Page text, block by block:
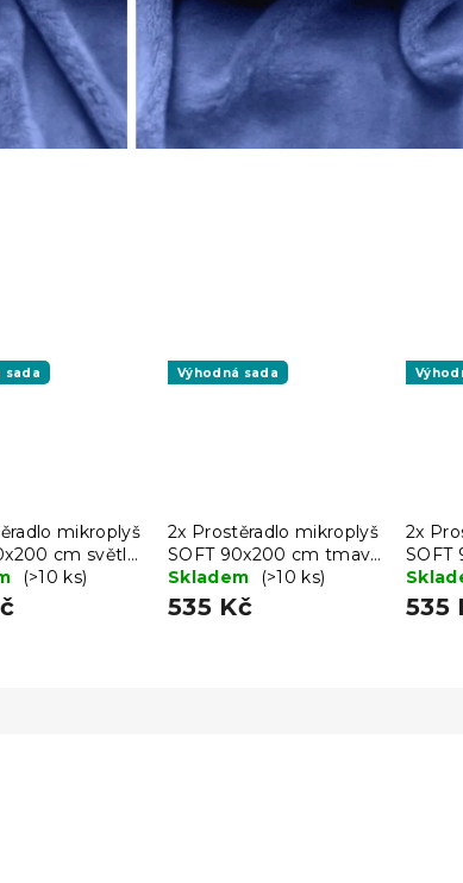
sada
mikroplyš
cm světle
(>10 ks)
Výhodná sada
2x Prostěradlo mikroplyš
SOFT 90x200 cm tmavě
šedé
Skladem (>10 ks)
535 Kč
2x
SOFT
růžové
535